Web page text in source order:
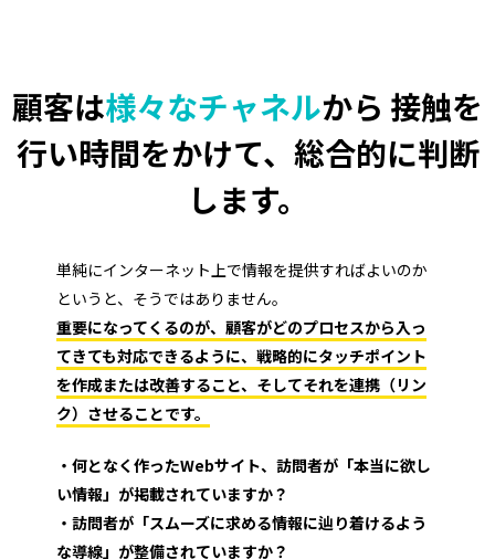
顧客は様々なチャネルから 接触を
行い時間をかけて、 総合的に判断
します。
単純にインターネット上で情報を提供すればよいのか
というと、そうではありません。
重要になってくるのが、顧客がどのプロセスから入っ
てきても対応できるように、戦略的にタッチポイント
を作成または改善すること、そしてそれを連携（リン
ク）させることです。
・何となく作ったWebサイト、訪問者が「本当に欲し
い情報」が掲載されていますか？
・訪問者が「スムーズに求める情報に辿り着けるよう
な導線」が整備されていますか？